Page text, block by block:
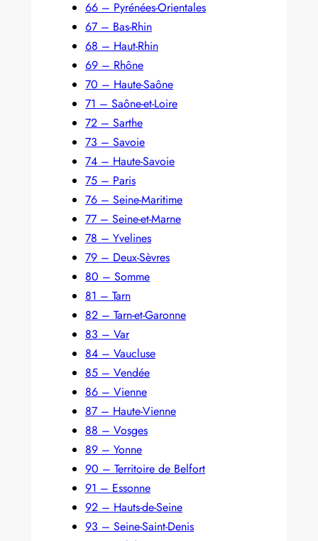
66 – Pyrénées-Orientales
67 – Bas-Rhin
68 – Haut-Rhin
69 – Rhône
70 – Haute-Saône
71 – Saône-et-Loire
72 – Sarthe
73 – Savoie
74 – Haute-Savoie
75 – Paris
76 – Seine-Maritime
77 – Seine-et-Marne
78 – Yvelines
79 – Deux-Sèvres
80 – Somme
81 – Tarn
82 – Tarn-et-Garonne
83 – Var
84 – Vaucluse
85 – Vendée
86 – Vienne
87 – Haute-Vienne
88 – Vosges
89 – Yonne
90 – Territoire de Belfort
91 – Essonne
92 – Hauts-de-Seine
93 – Seine-Saint-Denis